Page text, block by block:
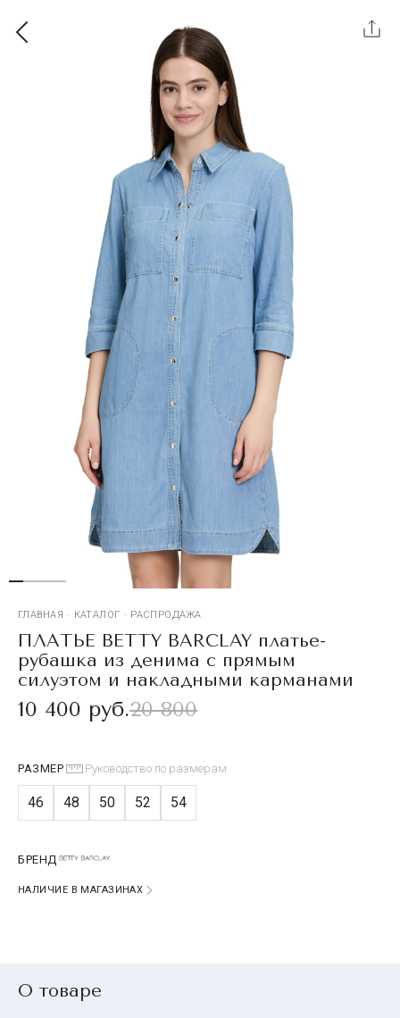
ГЛАВНАЯ · КАТАЛОГ · РАСПРОДАЖА
ПЛАТЬЕ BETTY BARCLAY платье-
рубашка из денима с прямым
силуэтом и накладными карманами
10 400 руб.20 800
РАЗМЕР Руководство по размерам
46 48 50 52 54
БРЕНД
НАЛИЧИЕ В МАГАЗИНАХ
О товаре